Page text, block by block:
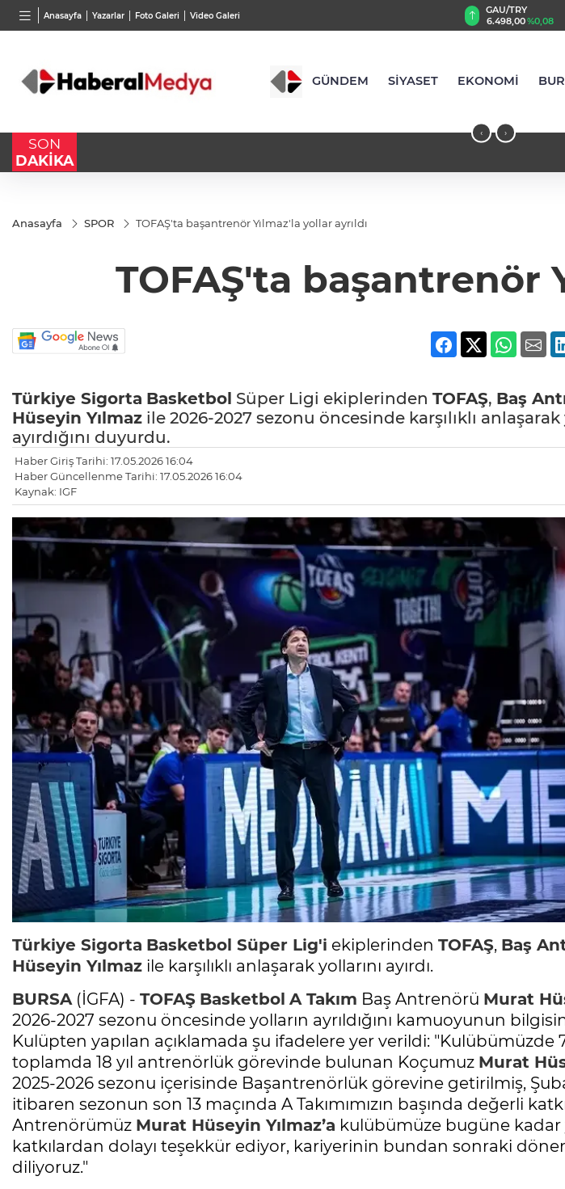
Anasayfa Yazarlar Foto Galeri Video Galeri
BGN
28,0626%0,37
VND
0,0018%0,02
BIST 100
13.798,82%0,70
GÜNDEM SİYASET EKONOMİ
SON
DAKİKA
‹ ›
Anasayfa SPOR TOFAŞ'ta başantrenör Yılmaz'la yollar ayrıldı
TOFAŞ'ta başantrenör
Türkiye Sigorta Basketbol Süper Ligi ekiplerinden TOFAŞ, Baş
Hüseyin Yılmaz ile 2026-2027 sezonu öncesinde karşılıklı anlaşarak
ayırdığını duyurdu.
Haber Giriş Tarihi: 17.05.2026 16:04
Haber Güncellenme Tarihi: 17.05.2026 16:04
Kaynak: IGF
Türkiye Sigorta Basketbol Süper Lig'i ekiplerinden TOFAŞ, Baş
Hüseyin Yılmaz ile karşılıklı anlaşarak yollarını ayırdı.
BURSA (İGFA) - TOFAŞ Basketbol A Takım Baş Antrenörü Murat
2026-2027 sezonu öncesinde yolların ayrıldığını kamuoyunun
Kulüpten yapılan açıklamada şu ifadelere yer verildi: "Kulübümüzde
toplamda 18 yıl antrenörlük görevinde bulunan Koçumuz Murat
2025-2026 sezonu içerisinde Başantrenörlük görevine getirilmiş,
itibaren sezonun son 13 maçında A Takımımızın başında değerli
Antrenörümüz Murat Hüseyin Yılmaz’a kulübümüze bugüne kadar
katkılardan dolayı teşekkür ediyor, kariyerinin bundan sonraki
diliyoruz."